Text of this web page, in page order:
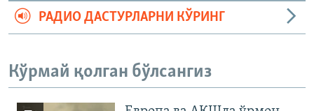
РАДИО ДАСТУРЛАРНИ КЎРИНГ
Кўрмай қолган бўлсангиз